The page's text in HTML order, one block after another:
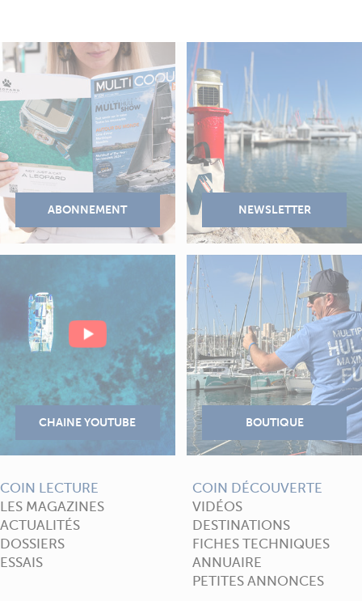
COIN LECTURE
LES MAGAZINES
ACTUALITÉS
DOSSIERS
ESSAIS
COIN DÉCOUVERTE
VIDÉOS
DESTINATIONS
FICHES TECHNIQUES
ANNUAIRE
PETITES ANNONCES